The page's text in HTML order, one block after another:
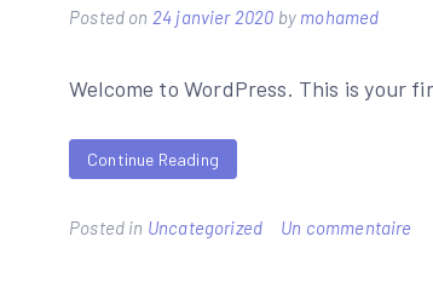
Posted on 24 janvier 2020 by mohamed
Welcome to WordPress. This is
Continue Reading
Posted in Uncategorized Un commentaire